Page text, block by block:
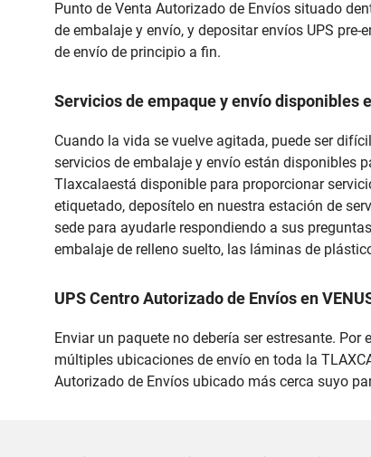
Punto de Venta Autorizado de Envíos situado
de embalaje y envío, y depositar envíos UPS
de envío de principio a fin.
Servicios de empaque y envío disponibles
Cuando la vida se vuelve agitada, puede ser
servicios de embalaje y envío están disponibles
Tlaxcalaestá disponible para proporcionar
etiquetado, deposítelo en nuestra estación de
sede para ayudarle respondiendo a sus
embalaje de relleno suelto, las láminas de
UPS Centro Autorizado de Envíos en
Enviar un paquete no debería ser estresante.
múltiples ubicaciones de envío en toda la
Autorizado de Envíos ubicado más cerca suyo